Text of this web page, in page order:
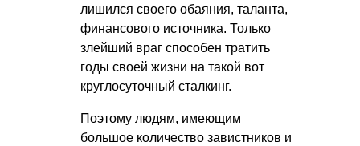
лишился своего обаяния, таланта,
финансового источника. Только
злейший враг способен тратить
годы своей жизни на такой вот
круглосуточный сталкинг.
Поэтому людям, имеющим
большое количество завистников и